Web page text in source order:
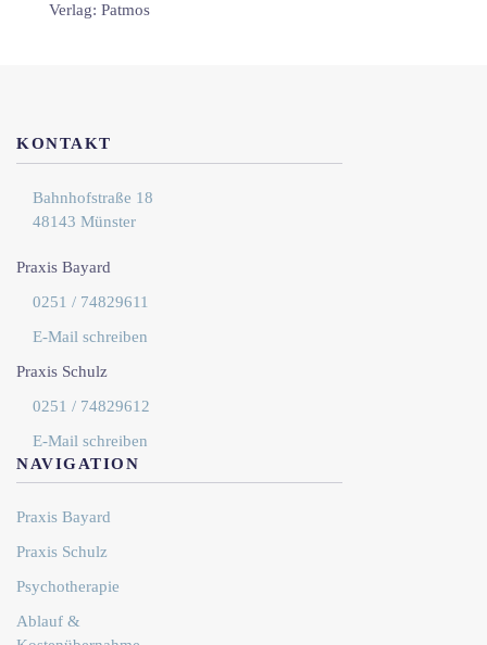
Verlag: Patmos
KONTAKT
Bahnhofstraße 18
48143 Münster
Praxis Bayard
0251 / 74829611
E-Mail schreiben
Praxis Schulz
0251 / 74829612
E-Mail schreiben
NAVIGATION
Praxis Bayard
Praxis Schulz
Psychotherapie
Ablauf &